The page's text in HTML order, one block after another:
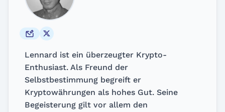
Lennard ist ein überzeugter Krypto-
Enthusiast. Als Freund der
Selbstbestimmung begreift er
Kryptowährungen als hohes Gut. Seine
Begeisterung gilt vor allem den